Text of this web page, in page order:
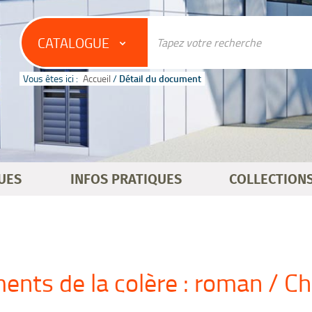
CATALOGUE
Vous êtes ici : Accueil / Détail du document
INFOS PRATIQUES
de la colère : roman /